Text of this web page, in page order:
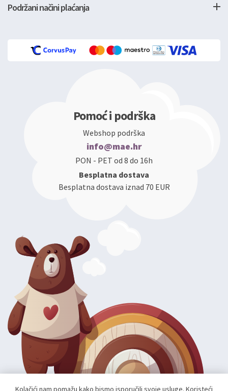
Podržani načini plaćanja
Pomoć i podrška
Webshop podrška
info@mae.hr
PON - PET od 8 do 16h
Besplatna dostava
Besplatna dostava iznad 70 EUR
Kolačići nam pomažu kako bismo isporučili svoje usluge. Koristeći